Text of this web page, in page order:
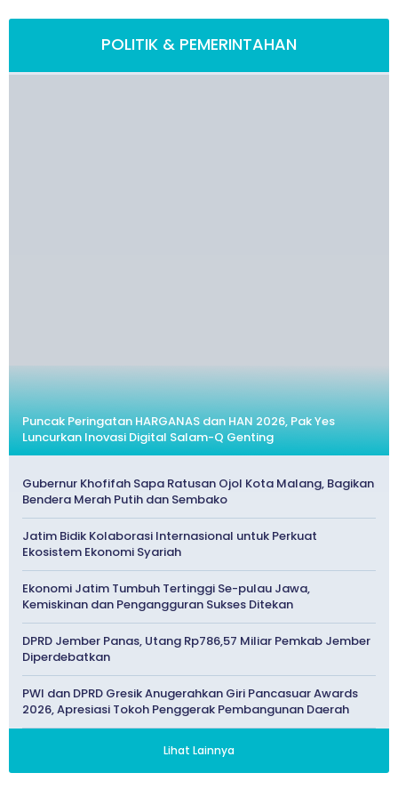
POLITIK & PEMERINTAHAN
Puncak Peringatan HARGANAS dan HAN 2026, Pak Yes
Luncurkan Inovasi Digital Salam-Q Genting
Gubernur Khofifah Sapa Ratusan Ojol Kota Malang, Bagikan
Bendera Merah Putih dan Sembako
Jatim Bidik Kolaborasi Internasional untuk Perkuat
Ekosistem Ekonomi Syariah
Ekonomi Jatim Tumbuh Tertinggi Se-pulau Jawa,
Kemiskinan dan Pengangguran Sukses Ditekan
DPRD Jember Panas, Utang Rp786,57 Miliar Pemkab Jember
Diperdebatkan
PWI dan DPRD Gresik Anugerahkan Giri Pancasuar Awards
2026, Apresiasi Tokoh Penggerak Pembangunan Daerah
Lihat Lainnya